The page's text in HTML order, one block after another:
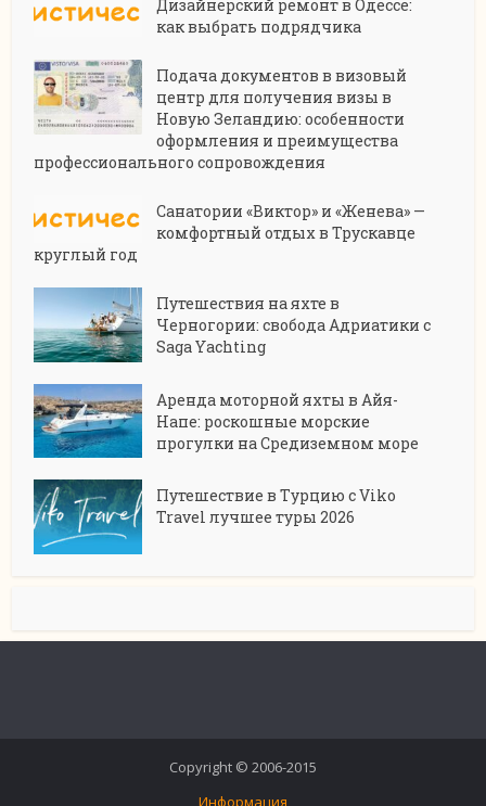
Дизайнерский ремонт в Одессе:
как выбрать подрядчика
Подача документов в визовый
центр для получения визы в
Новую Зеландию: особенности
оформления и преимущества
профессионального сопровождения
Санатории «Виктор» и «Женева» —
комфортный отдых в Трускавце
круглый год
Путешествия на яхте в
Черногории: свобода Адриатики с
Saga Yachting
Аренда моторной яхты в Айя-
Напе: роскошные морские
прогулки на Средиземном море
Путешествие в Турцию с Viko
Travel лучшее туры 2026
Copyright © 2006-2015